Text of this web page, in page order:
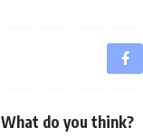
What do you think?